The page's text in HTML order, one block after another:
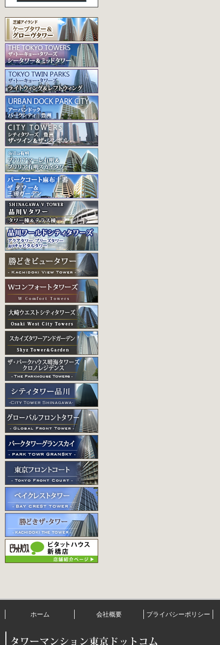
ホーム 会社概要 プライバシーポリシー